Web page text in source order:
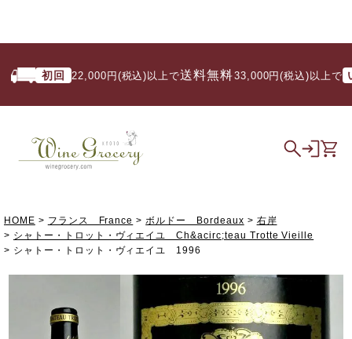
初回 22,000円(税込)以上で送料無料/ 33,000円(税込)以上で いつ
HOME フランス France ボルドー Bordeaux
右岸
シャトー・トロット・ヴィエイユ Ch&acirc;teau Trotte Vieille
シャトー・トロット・ヴィエイユ 1996